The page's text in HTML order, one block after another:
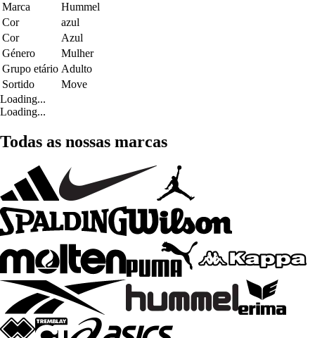
Marca
Hummel
Cor
azul
Cor
Azul
Género
Mulher
Grupo etário Adulto
Sortido
Move
Loading...
Loading...
Todas as nossas marcas